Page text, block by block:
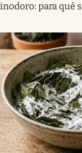
inodoro: para qué